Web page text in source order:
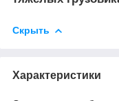
Скрыть
Характеристики